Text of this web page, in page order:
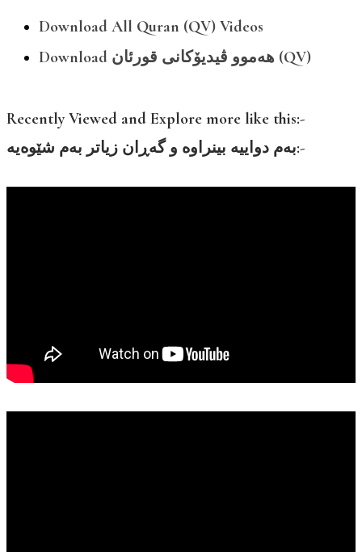
Download All Quran (QV) Videos
Download هەموو ڤیدیۆکانی قورئان (QV)
Recently Viewed and Explore more like this:-
بەم دواییە بینراوە و گەڕان زیاتر بەم شێوەیە:-